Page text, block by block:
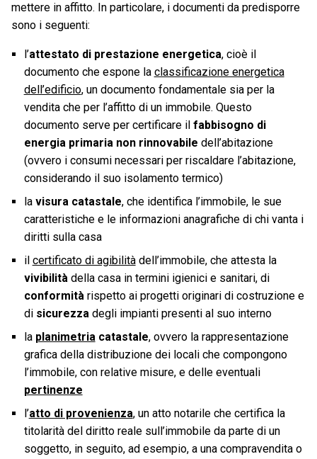
mettere in affitto. In particolare, i documenti da predisporre
sono i seguenti:
l’attestato di prestazione energetica, cioè il
documento che espone la classificazione energetica
dell’edificio, un documento fondamentale sia per la
vendita che per l’affitto di un immobile. Questo
documento serve per certificare il fabbisogno di
energia primaria non rinnovabile dell’abitazione
(ovvero i consumi necessari per riscaldare l’abitazione,
considerando il suo isolamento termico)
la visura catastale, che identifica l’immobile, le sue
caratteristiche e le informazioni anagrafiche di chi vanta i
diritti sulla casa
il certificato di agibilitàdell’immobile, che attesta la
vivibilitàdella casa in termini igienici e sanitari, di
conformitàrispetto ai progetti originari di costruzione e
di sicurezzadegli impianti presenti al suo interno
la planimetriacatastale, ovvero la rappresentazione
grafica della distribuzione dei locali che compongono
l’immobile, con relative misure, e delle eventuali
pertinenze
l’atto di provenienza, un atto notarile che certifica la
titolarità del diritto reale sull’immobile da parte di un
soggetto, in seguito, ad esempio, a una compravendita o